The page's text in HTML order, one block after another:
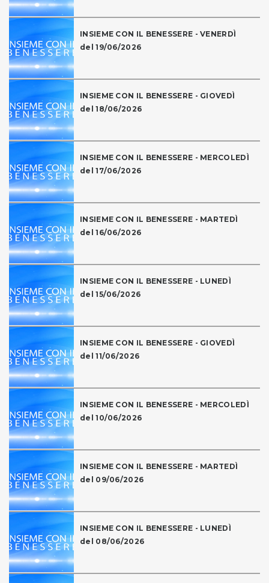
INSIEME CON IL BENESSERE - VENERDÌ
del 19/06/2026
INSIEME CON IL BENESSERE - GIOVEDÌ
del 18/06/2026
INSIEME CON IL BENESSERE - MERCOLEDÌ
del 17/06/2026
INSIEME CON IL BENESSERE - MARTEDÌ
del 16/06/2026
INSIEME CON IL BENESSERE - LUNEDÌ
del 15/06/2026
INSIEME CON IL BENESSERE - GIOVEDÌ
del 11/06/2026
INSIEME CON IL BENESSERE - MERCOLEDÌ
del 10/06/2026
INSIEME CON IL BENESSERE - MARTEDÌ
del 09/06/2026
INSIEME CON IL BENESSERE - LUNEDÌ
del 08/06/2026